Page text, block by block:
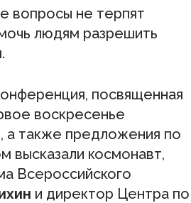
вопросы не терпят
людям разрешить
посвященная
воскресенье
а также предложения по
высказали космонавт,
Всероссийского
и директор Центра по